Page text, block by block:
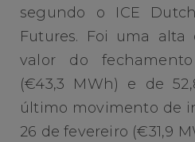
segundo o ICE
Futures. Foi uma alta
valor do
(€43,3 MWh) e de
último movimento de
26 de fevereiro (€31,9